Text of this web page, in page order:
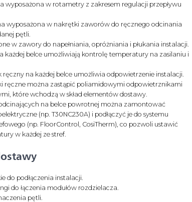
wyposażona w rotametry z zakresem regulacji przepływu
wyposażona w nakrętki zaworów do ręcznego odcinania
pętli.
w zawory do napełniania, opróżniania i płukania instalacji.
każdej belce umożliwiają kontrolę temperatury na zasilaniu i
na każdej belce umożliwia odpowietrzenie instalacji.
ręczne można zastąpić poliamidowymi odpowietrznikami
które wchodzą w skład elementów dostawy.
na belce powrotnej można zamontować
(np. T30NC230A) i podłączyć je do systemu
(np. FloorControl, CosiTherm), co pozwoli ustawić
w każdej ze stref.
do podłączenia instalacji.
do łączenia modułów rozdzielacza.
pętli.